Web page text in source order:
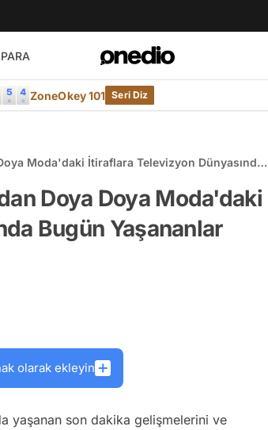
PARA
ZoneOkey 101 Seri Diz
Moda'daki İtiraflara Televizyon Dünyasında
Doya Doya Moda'daki
Bugün Yaşananlar
olarak ekleyin
yaşanan son dakika gelişmelerini ve